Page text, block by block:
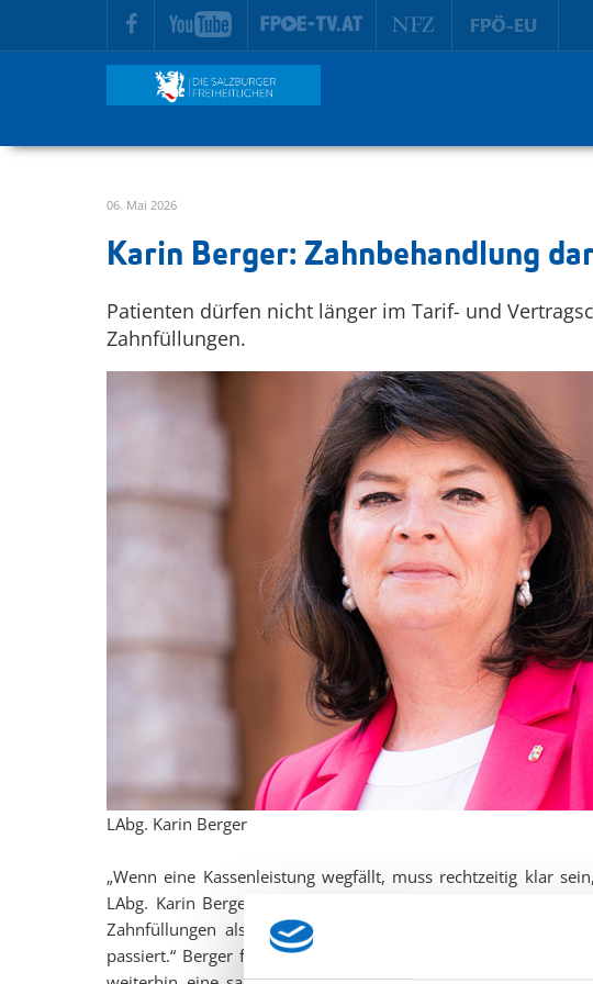
zur Hauptnavigation springen
zum Inhalt springen
06. Mai 2026
Karin Berger: Zahnbehandlung
Patienten dürfen nicht länger im Tarif- und
Zahnfüllungen.
LAbg. Karin Berger
„Wenn eine Kassenleistung wegfällt, muss rechtzeitig klar
LAbg. Karin Berger anlässlich der heutigen Behandlung des
Zahnfüllungen als Kassenleistung. „Genau das ist bei den
passiert.“ Berger führt aus, dass seit dem Auslaufen der